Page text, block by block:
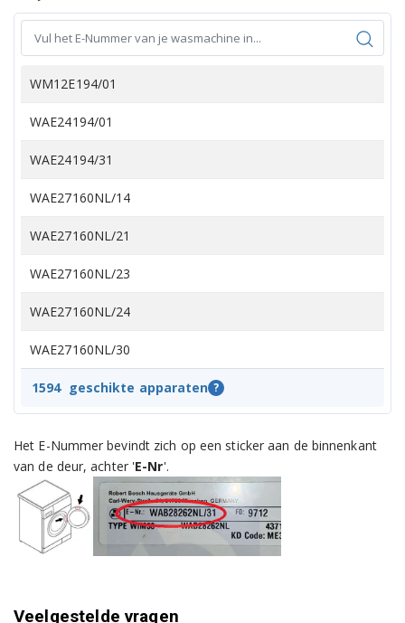
WM12E194/01
WAE24194/01
WAE24194/31
WAE27160NL/14
WAE27160NL/21
WAE27160NL/23
WAE27160NL/24
WAE27160NL/30
WAE28140/11
WAE28140/15
WAE28140/18
WAE28140/21
WAE28140/25
1594 geschikte apparaten ?
Het E-Nummer bevindt zich op een sticker aan de binnenkant
van de deur, achter 'E-Nr'.
Veelgestelde vragen